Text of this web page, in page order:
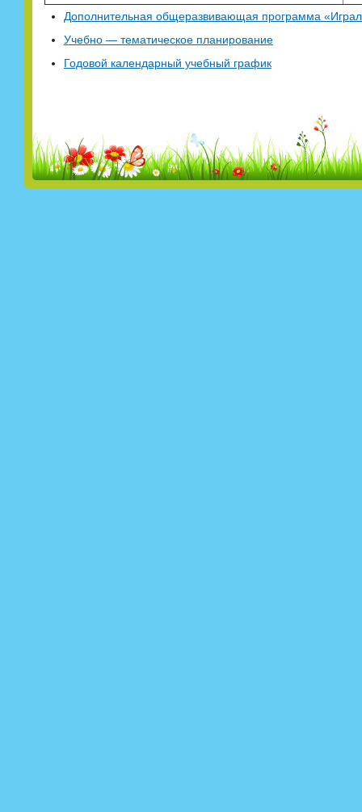
Дополнительная общеразвивающая программа
Учебно — тематическое планирование
Годовой календарный учебный график